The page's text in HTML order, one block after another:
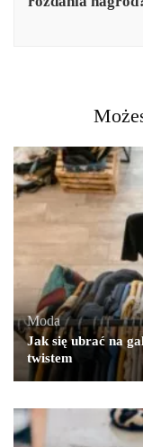
Moda
Jak się ubrać na
twistem